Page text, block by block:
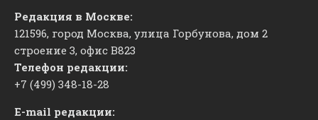
Редакция в Москве:
121596, город Москва, улица Горбунова, дом 2
строение 3, офис ​В823
Телефон редакции:
+7 (499) 348-18-28
E-mail редакции: